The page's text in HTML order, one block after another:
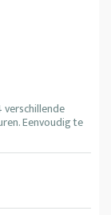
Eenvoudig te